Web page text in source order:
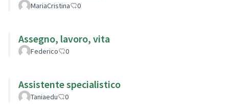
MariaCristina 0
Assegno, lavoro, vita
Federico 0
Assistente specialistico
Taniaedu 0